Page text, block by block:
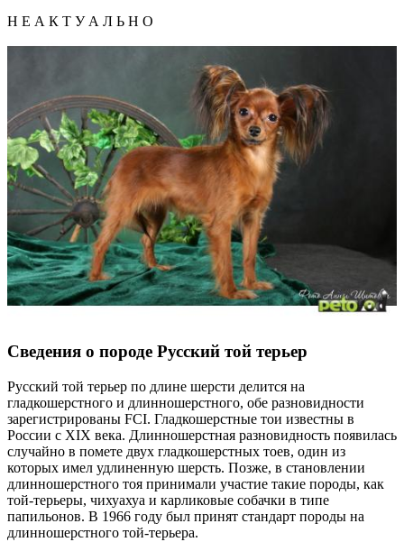
Н Е А К Т У А Л Ь Н О
Сведения о породе Русский той терьер
Русский той терьер по длине шерсти делится на
гладкошерстного и длинношерстного, обе разновидности
зарегистрированы FCI. Гладкошерстные тои известны в
России с XIX века. Длинношерстная разновидность появилась
случайно в помете двух гладкошерстных тоев, один из
которых имел удлиненную шерсть. Позже, в становлении
длинношерстного тоя принимали участие такие породы, как
той-терьеры, чихуахуа и карликовые собачки в типе
папильонов. В 1966 году был принят стандарт породы на
длинношерстного той-терьера.